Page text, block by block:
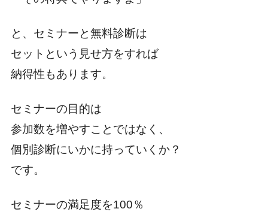
と、セミナーと無料診断は
セットという見せ方をすれば
納得性もあります。
セミナーの目的は
参加数を増やすことではなく、
個別診断にいかに持っていくか？
です。
セミナーの満足度を100％